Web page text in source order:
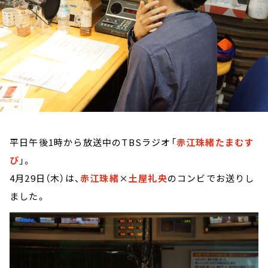
お知らせ
イベント・グッズ
YouTube
会社情報
平日午後1時から放送中のTBSラジオ「赤江珠緒たまむす
び 」。
4月29日（木）は、赤江珠緒×土屋礼央のコンビでお送りし
ました。